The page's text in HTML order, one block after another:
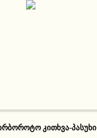
ᲙᲘᲗᲮᲕᲐ-ᲞᲐᲡᲣᲮᲘ